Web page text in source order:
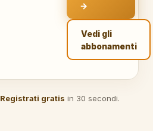
→
Vedi gli
abbonamenti
Registrati gratis in 30 secondi.